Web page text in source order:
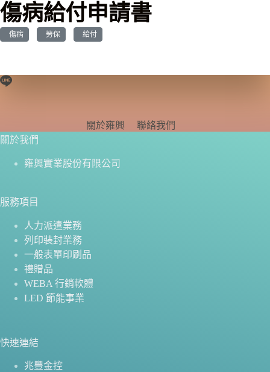
傷病給付申請書
傷病 勞保 給付
關於雍興
聯絡我們
關於我們
雍興實業股份有限公司
服務項目
人力派遣業務
列印裝封業務
一般表單印刷品
禮贈品
WEBA 行銷軟體
LED 節能事業
快速連結
兆豐金控